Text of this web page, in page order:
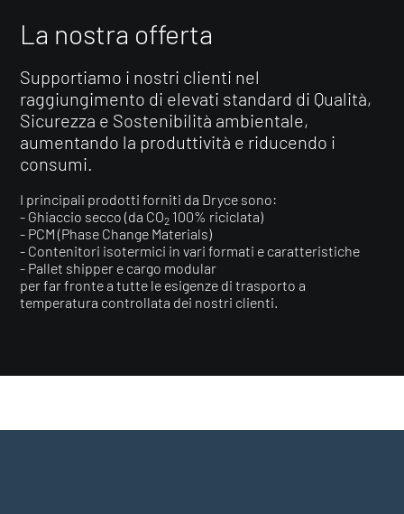
La nostra offerta
Supportiamo i nostri clienti nel
raggiungimento di elevati standard di Qualità,
Sicurezza e Sostenibilità ambientale,
aumentando la produttività e riducendo i
consumi.
I principali prodotti forniti da Dryce sono:
- Ghiaccio secco (da CO2 100% riciclata)
- PCM (Phase Change Materials)
- Contenitori isotermici in vari formati e caratteristiche
- Pallet shipper e cargo modular
per far fronte a tutte le esigenze di trasporto a
temperatura controllata dei nostri clienti.